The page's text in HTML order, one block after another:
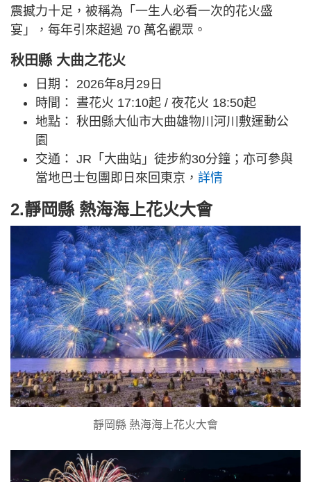
震撼力十足，被稱為「一生人必看一次的花火盛
宴」，每年引來超過 70 萬名觀眾。
秋田縣 大曲之花火
日期： 2026年8月29日
時間： 晝花火 17:10起 / 夜花火 18:50起
地點： 秋田縣大仙市大曲雄物川河川敷運動公
園
交通： JR「大曲站」徒步約30分鐘；亦可參與
當地巴士包團即日來回東京， 詳情
2.靜岡縣 熱海海上花火大會
靜岡縣 熱海海上花火大會